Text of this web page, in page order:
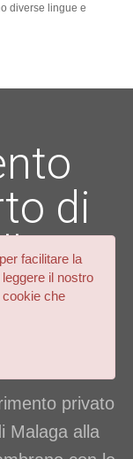
diverse lingue e
di
privato
Malaga alla
facilitare la
il nostro
cookie che